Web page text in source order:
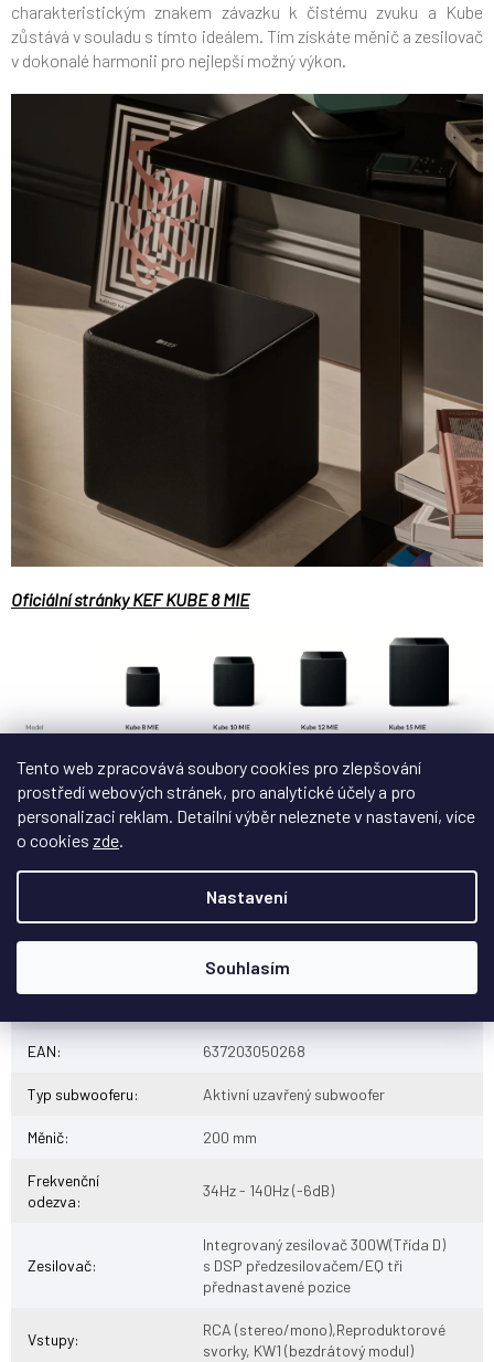
Tento web zpracovává soubory cookies pro zlepšování
prostředí webových stránek, pro analytické účely a pro
personalizaci reklam. Detailní výběr neleznete v nastavení, více
o cookies zde.
Nastavení
Souhlasím
charakteristickým znakem závazku k čistému zvuku a Kube
zůstává v souladu s tímto ideálem. Tím získáte měnič a zesilovač
v dokonalé harmonii pro nejlepší možný výkon.
Oficiální stránky KEF KUBE 8 MIE
EAN: 637203050268
Typ subwooferu: Aktivní uzavřený subwoofer
Měnič: 200 mm
Frekvenční
odezva:
34Hz - 140Hz (-6dB)
Zesilovač:
Integrovaný zesilovač 300W(Třída D)
s DSP předzesilovačem/EQ tři
přednastavené pozice
Vstupy:
RCA (stereo/mono),Reproduktorové
svorky, KW1 (bezdrátový modul)